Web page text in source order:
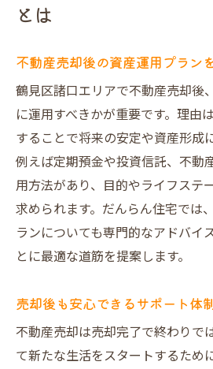
とは
不動産売却後の資産運用プラン
鶴見区諸口エリアで不動産売却後
に運用すべきかが重要です。理由
することで将来の安定や資産形成
例えば定期預金や投資信託、不動
用方法があり、目的やライフステ
求められます。だんらん住宅では
ランについても専門的なアドバイ
とに最適な道筋を提案します。
売却後も安心できるサポート体
不動産売却は売却完了で終わりで
て新たな生活をスタートするため